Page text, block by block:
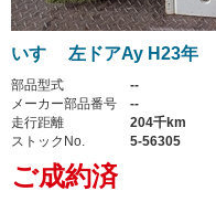
いすゞ 左ドアAy H23年
部品型式
--
メーカー部品番号
--
走行距離
204千km
ストックNo.
5-56305
ご成約済